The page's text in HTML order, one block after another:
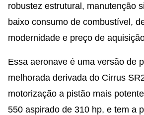
robustez estrutural, manutenção
baixo consumo de combustível,
modernidade e preço de
Essa aeronave é uma versão de
melhorada derivada do Cirrus
motorização a pistão mais
550 aspirado de 310 hp, e tem a